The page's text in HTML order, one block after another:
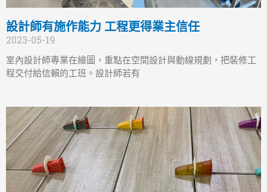
設計師有施作能力 工程更得業主信任
2023-05-19
室內設計師專業在繪圖，重點在空間設計與動線規劃，把裝修工
程交付給信賴的工班。設計師若有